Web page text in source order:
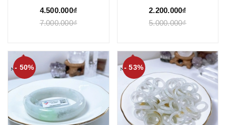
tròn xanh điểm tím hoa
bay ni 51-55 mm ( Kèm kđ
4.500.000₫
7.000.000₫
type A bản hẹ xanh điểm
tím nhẹ ni 51-56 mm -
2.200.000₫
5.000.000₫
- 50% - 53%